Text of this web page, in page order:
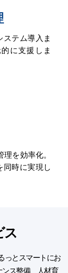
テム導入ま
に支援しま
を効率化。
同時に実現し
ス
っとスマートにお
ス整備、人材育